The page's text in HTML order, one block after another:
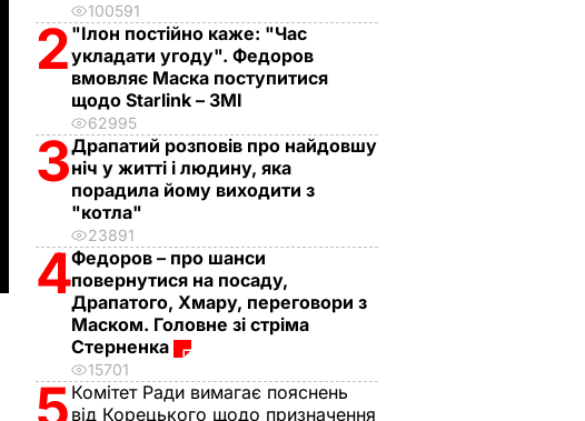
100591
2 "Ілон постійно каже: "Час
укладати угоду". Федоров
вмовляє Маска поступитися
щодо Starlink – ЗМІ
62995
3Драпатий розповів про найдовшу
ніч у житті і людину, яка
порадила йому виходити з
"котла"
23891
4Федоров – про шанси
повернутися на посаду,
Драпатого, Хмару, переговори з
Маском. Головне зі стріма
Стерненка
15701
5 Комітет Ради вимагає пояснень
від Корецького щодо призначення